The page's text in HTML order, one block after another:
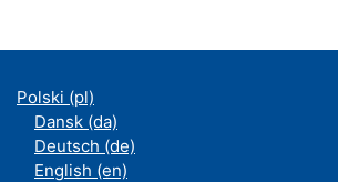
Polski ‎(pl)‎
Dansk ‎(da)‎
Deutsch ‎(de)‎
English ‎(en)‎